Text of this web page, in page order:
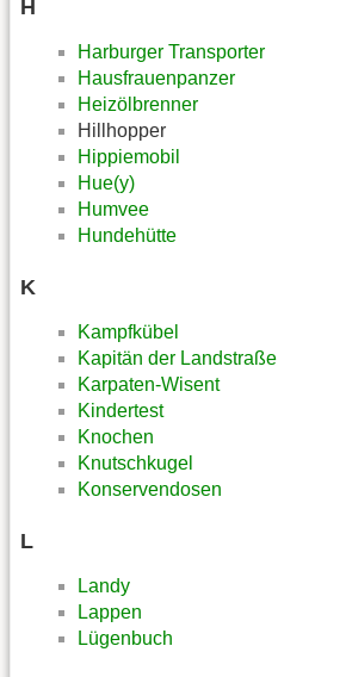
H
Harburger Transporter
Hausfrauenpanzer
Heizölbrenner
Hillhopper
Hippiemobil
Hue(y)
Humvee
Hundehütte
K
Kampfkübel
Kapitän der Landstraße
Karpaten-Wisent
Kindertest
Knochen
Knutschkugel
Konservendosen
L
Landy
Lappen
Lügenbuch